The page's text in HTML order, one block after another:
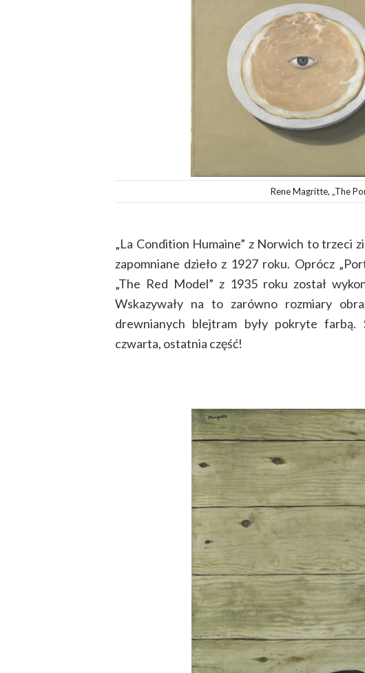
Rene Magritte, „The
„La Condition Humaine” z Norwich to trzeci
zapomniane dzieło z 1927 roku. Oprócz
„The Red Model” z 1935 roku został
Wskazywały na to zarówno rozmiary
drewnianych blejtram były pokryte farbą.
czwarta, ostatnia część!